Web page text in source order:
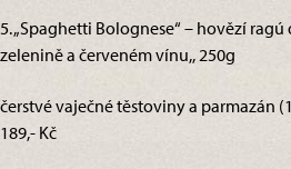
5. „Spaghetti Bolognese“ – hovězí
zelenině a červeném vínu,, 250g
čerstvé vaječné těstoviny a parmazán
189,- Kč